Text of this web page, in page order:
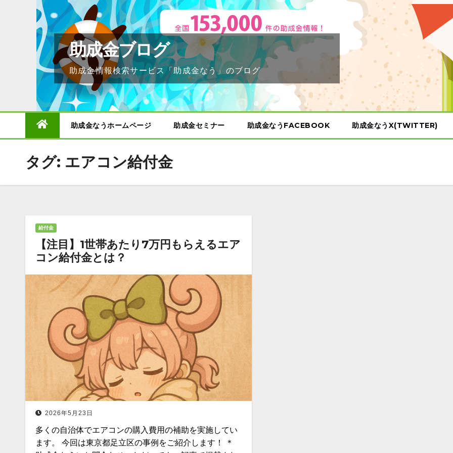
助成金ブログ
助成金情報検索サービス「助成金なう」のブログ
助成金なうホームページ 助成金セミナー 助成金なうFACEBOOK 助成金なうX(TWITTER)
タグ: エアコン給付金
給付金
【注目】1世帯あたり7万円もらえるエア
コン給付金とは？
2026年5月23日
多くの自治体でエアコンの購入費用の補助を実施してい
ます。 今回は東京都足立区の事例をご紹介します！ ＊